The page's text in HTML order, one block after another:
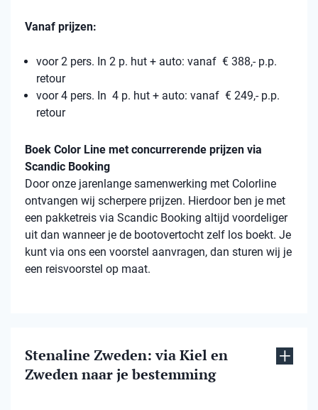
Vanaf prijzen:
voor 2 pers. In 2 p. hut + auto: vanaf € 388,- p.p.
retour
voor 4 pers. In 4 p. hut + auto: vanaf € 249,- p.p.
retour
Boek Color Line met concurrerende prijzen via
Scandic Booking
Door onze jarenlange samenwerking met Colorline
ontvangen wij scherpere prijzen. Hierdoor ben je met
een pakketreis via Scandic Booking altijd voordeliger
uit dan wanneer je de bootovertocht zelf los boekt. Je
kunt via ons een voorstel aanvragen, dan sturen wij je
een reisvoorstel op maat.
Stenaline Zweden: via Kiel en
Zweden naar je bestemming